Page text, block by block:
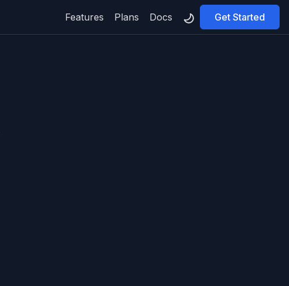
Features Plans Docs Get Started